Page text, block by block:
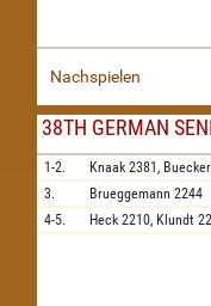
Nachspielen
38TH GERMAN
1-2. Knaak 2381, Buecker
3.
Brueggemann 2244
4-5.
Heck 2210, Klundt